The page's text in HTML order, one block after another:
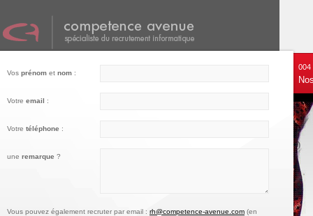
004
Vos prénom et nom :
Votre email :
Votre téléphone :
une remarque ?
Vous pouvez également recruter par email : rh@competence-avenue.com (en